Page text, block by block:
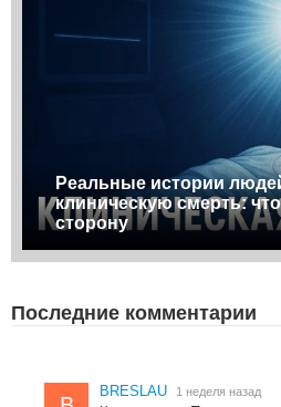
Реальные истории
клиническую смерть:
сторону
Последние комментарии
BRESLAU 1 неделя назад